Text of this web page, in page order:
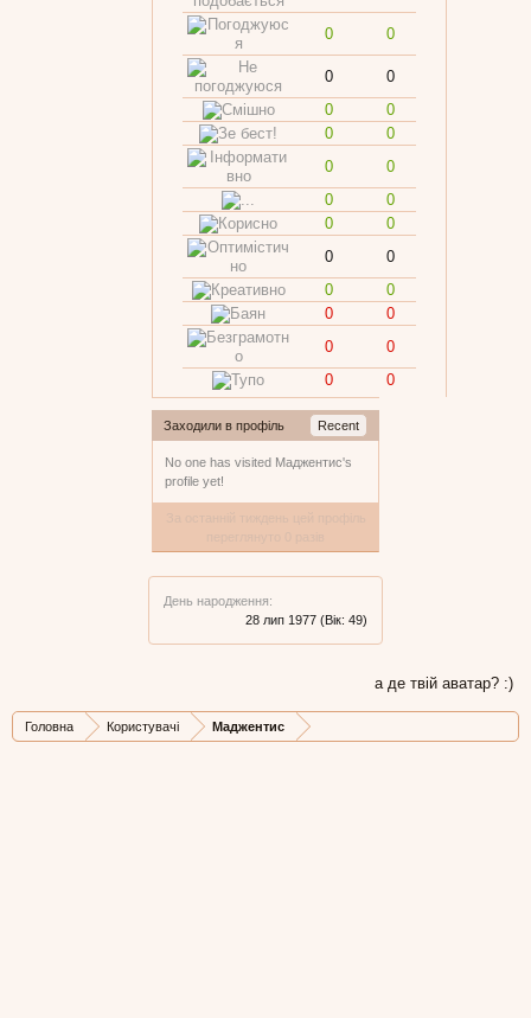
0 0
0
0
0
0
0
0
0
0
0
0
0
0
0
0
0
0
0
0
0
0
0
0
Заходили в профіль Recent
No one has visited Маджентис's
profile yet!
День народження:
28 лип 1977 (Вік: 49)
а де твій аватар? :)
Головна Користувачі Маджентис